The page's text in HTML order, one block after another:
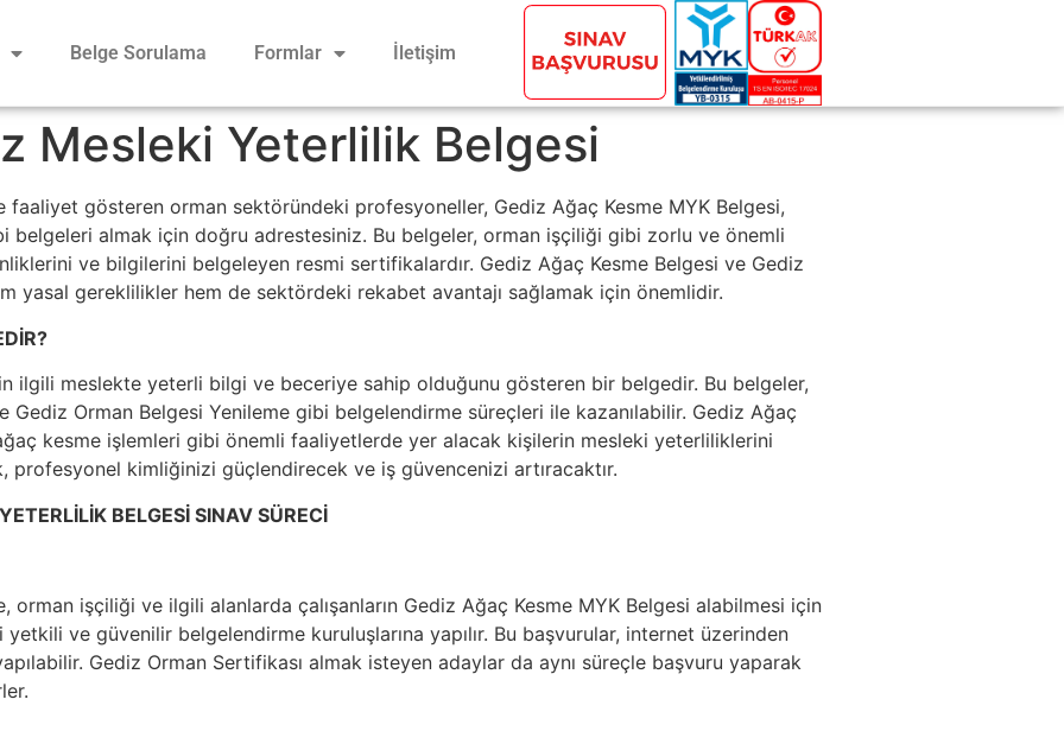
Belge Sorulama Formlar İletişim
Mesleki Yeterlilik Belgesi
faaliyet gösteren orman sektöründeki profesyoneller, Gediz Ağaç Kesme MYK Belgesi,
belgeleri almak için doğru adrestesiniz. Bu belgeler, orman işçiliği gibi zorlu ve önemli
ve bilgilerini belgeleyen resmi sertifikalardır. Gediz Ağaç Kesme Belgesi ve Gediz
yasal gereklilikler hem de sektördeki rekabet avantajı sağlamak için önemlidir.
ilgili meslekte yeterli bilgi ve beceriye sahip olduğunu gösteren bir belgedir. Bu belgeler,
Gediz Orman Belgesi Yenileme gibi belgelendirme süreçleri ile kazanılabilir. Gediz Ağaç
kesme işlemleri gibi önemli faaliyetlerde yer alacak kişilerin mesleki yeterliliklerini
profesyonel kimliğinizi güçlendirecek ve iş güvencenizi artıracaktır.
BELGESİ SINAV SÜRECİ
orman işçiliği ve ilgili alanlarda çalışanların Gediz Ağaç Kesme MYK Belgesi alabilmesi için
ve güvenilir belgelendirme kuruluşlarına yapılır. Bu başvurular, internet üzerinden
Gediz Orman Sertifikası almak isteyen adaylar da aynı süreçle başvuru yaparak